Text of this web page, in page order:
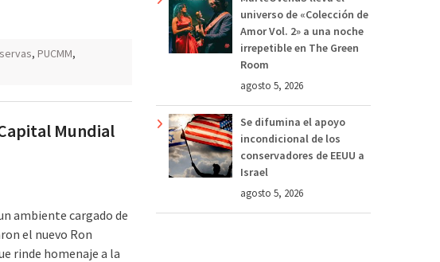
, PUCMM,
Mundial
ambiente cargado de
el nuevo Ron
rinde homenaje a la
universo de «Colección de
Amor Vol. 2» a una noche
irrepetible en The Green
Room
agosto 5, 2026
Se difumina el apoyo
incondicional de los
conservadores de EEUU a
Israel
agosto 5, 2026